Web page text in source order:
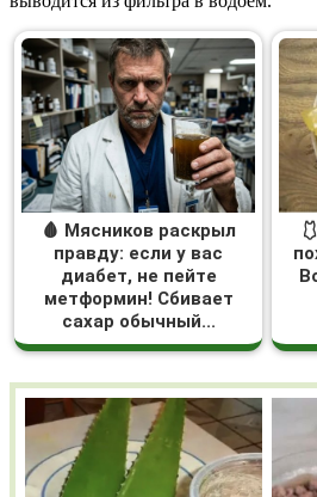
🩸 Мясников раскрыл
правду: если у вас
диабет, не пейте
метформин! Сбивает
сахар обычный...